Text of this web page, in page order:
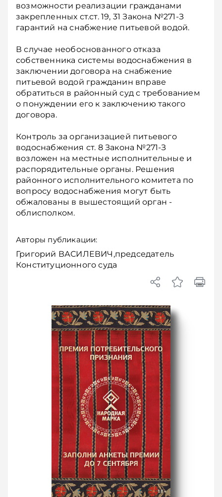
возможности реализации гражданами
закрепленных ст.ст. 19, 31 Закона №271-З
гарантий на снабжение питьевой водой.
В случае необоснованного отказа
собственника системы водоснабжения в
заключении договора на снабжение
питьевой водой гражданин вправе
обратиться в районный суд с требованием
о понуждении его к заключению такого
договора.
Контроль за организацией питьевого
водоснабжения ст. 8 Закона №271-З
возложен на местные исполнительные и
распорядительные органы. Решения
районного исполнительного комитета по
вопросу водоснабжения могут быть
обжалованы в вышестоящий орган -
облисполком.
Авторы публикации:
Григорий ВАСИЛЕВИЧ,председатель
Конституционного суда